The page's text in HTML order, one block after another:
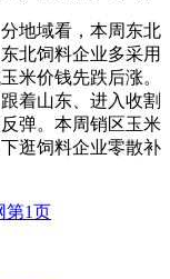
地域看，本周东北
北饲料企业多采用
米价钱先跌后涨。
着山东、进入收割
弹。本周销区玉米
逛饲料企业零散补
第1页